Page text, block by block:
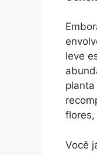
leve
flores,
Você